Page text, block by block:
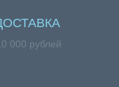
000 рублей